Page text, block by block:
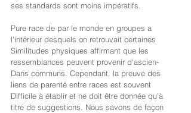
ses standards sont moins impératifs.
Pure race de par le monde en groupes a
l'intérieur desquels on retrouvait certaines
Similitudes physiques affirmant que les
ressemblances peuvent provenir d'ascien-
Dans communs. Cependant, la preuve des
liens de parenté entre races est souvent
Difficile à établir et ne doit être donnée qu'à
titre de suggestions. Nous savons de façon